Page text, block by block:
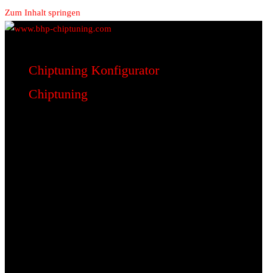
Zum Inhalt springen
www.bhp-chiptuning.com
BHP Motorsport
Chiptuning Konfigurator
Chiptuning